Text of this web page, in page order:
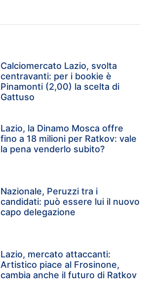
Calciomercato Lazio, svolta
centravanti: per i bookie è
Pinamonti (2,00) la scelta di
Gattuso
Lazio, la Dinamo Mosca offre
fino a 18 milioni per Ratkov: vale
la pena venderlo subito?
Nazionale, Peruzzi tra i
candidati: può essere lui il nuovo
capo delegazione
Lazio, mercato attaccanti:
Artistico piace al Frosinone,
cambia anche il futuro di Ratkov